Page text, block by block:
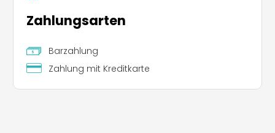
Zahlungsarten
Barzahlung
Zahlung mit Kreditkarte